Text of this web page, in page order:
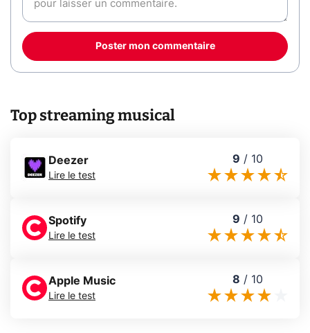
Poster mon commentaire
Top streaming musical
Deezer
Lire le test
9 / 10
Spotify
Lire le test
9 / 10
Apple Music
Lire le test
8 / 10